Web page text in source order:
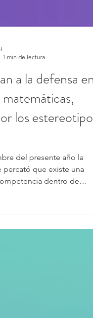
1 min de lectura
a la defensa en
los estereotipos
del presente año la
percató que existe una
dentro de